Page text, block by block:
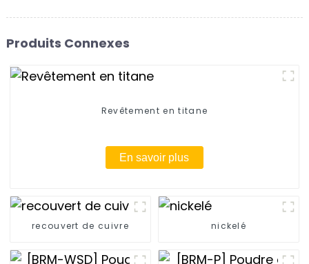
Produits Connexes
Revêtement en titane
En savoir plus
recouvert de cuivre nickelé